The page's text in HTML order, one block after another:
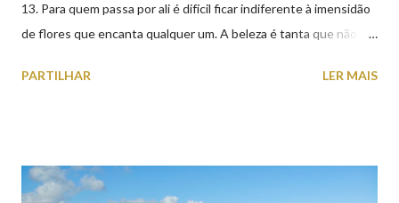
13. Para quem passa por ali é difícil ficar indiferente à imensidão
de flores que encanta qualquer um. A beleza é tanta que não
aproveite a paisagem como cenário para tirar algumas
PARTILHAR LER MAIS